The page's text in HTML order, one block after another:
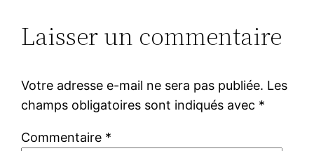
Laisser un commentaire
Votre adresse e-mail ne sera pas publiée. Les
champs obligatoires sont indiqués avec *
Commentaire *